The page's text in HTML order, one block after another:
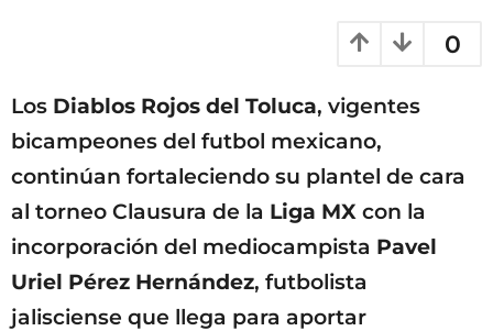
s
o
0
Los Diablos Rojos del Toluca, vigentes
bicampeones del futbol mexicano,
continúan fortaleciendo su plantel de cara
al torneo Clausura de la Liga MX con la
incorporación del mediocampista Pavel
Uriel Pérez Hernández, futbolista
jalisciense que llega para aportar